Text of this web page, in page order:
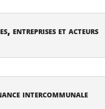
entreprises et acteurs
intercommunale